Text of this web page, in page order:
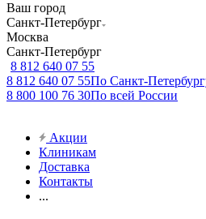
Ваш город
Санкт-Петербург
Москва
Санкт-Петербург
8 812 640 07 55
8 812 640 07 55По Санкт-
8 800 100 76 30По всей России
Акции
Клиникам
Доставка
Контакты
...